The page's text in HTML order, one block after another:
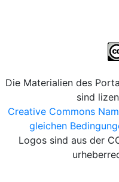
Die Materialien des
sind
Creative Commons
gleichen
Logos sind aus der